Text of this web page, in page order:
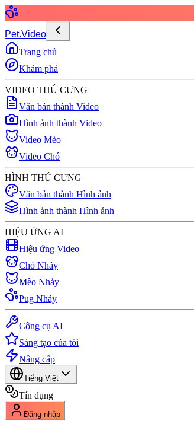
Pet.Video
Trang chủ
Khám phá
VIDEO THÚ CƯNG
Văn bản thành Video
Hình ảnh thành Video
Video Mèo
Video Chó
HÌNH THÚ CƯNG
Văn bản thành Hình ảnh
Hình ảnh thành Hình ảnh
HIỆU ỨNG AI
Hiệu ứng Video
Chó Nhảy
Mèo Nhảy
Pug Nhảy
Công cụ AI
Sáng tạo của tôi
Nâng cấp
Tiếng Việt
Tín dụng
Đăng nhập